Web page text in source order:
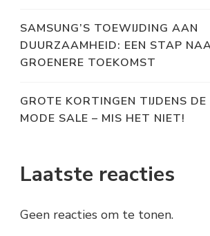
SAMSUNG’S TOEWIJDING AAN
DUURZAAMHEID: EEN STAP
GROENERE TOEKOMST
GROTE KORTINGEN TIJDENS
MODE SALE – MIS HET NIET!
Laatste reacties
Geen reacties om te tonen.